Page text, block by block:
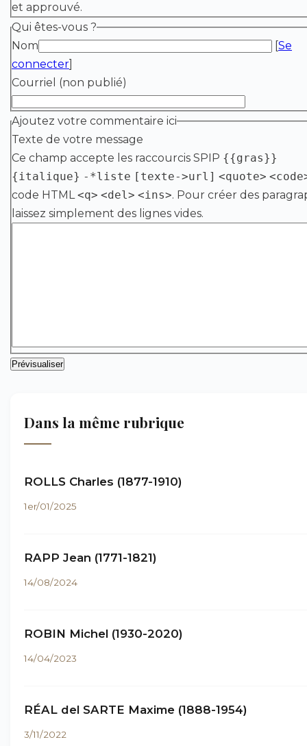
et approuvé.
Qui êtes-vous ?
Nom
[Se
connecter]
Courriel (non publié)
Ajoutez votre commentaire ici
Texte de votre message
Ce champ accepte les raccourcis SPIP {{gras}}
{italique} -*liste [texte->url] <quote>
code HTML<q> <del> <ins>. Pour créer des
laissez simplement des lignes vides.
Dans la même rubrique
ROLLS Charles (1877-1910)
1er/01/2025
RAPP Jean (1771-1821)
14/08/2024
ROBIN Michel (1930-2020)
14/04/2023
RÉAL del SARTE Maxime (1888-1954)
3/11/2022